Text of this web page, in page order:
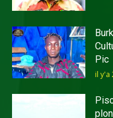
Pic
il y'a